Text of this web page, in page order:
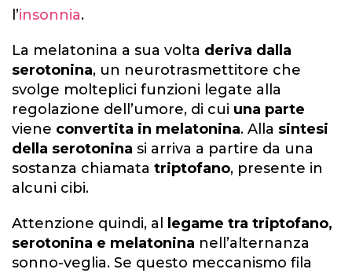
l’insonnia.
La melatonina a sua volta deriva dalla
serotonina, un neurotrasmettitore che
svolge molteplici funzioni legate alla
regolazione dell’umore, di cui una parte
viene convertita in melatonina. Alla sintesi
della serotonina si arriva a partire da una
sostanza chiamata triptofano, presente in
alcuni cibi.
Attenzione quindi, al
legame tra triptofano,
serotonina e melatonina nell’alternanza
sonno-veglia. Se questo meccanismo fila